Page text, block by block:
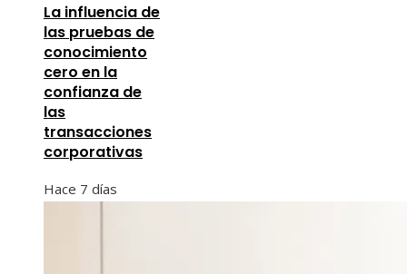
La influencia de
las pruebas de
conocimiento
cero en la
confianza de
las
transacciones
corporativas
Hace 7 días